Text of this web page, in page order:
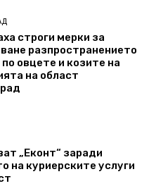
строги мерки за
разпространението
овцете и козите на
на област
„Еконт“ заради
на куриерските услуги